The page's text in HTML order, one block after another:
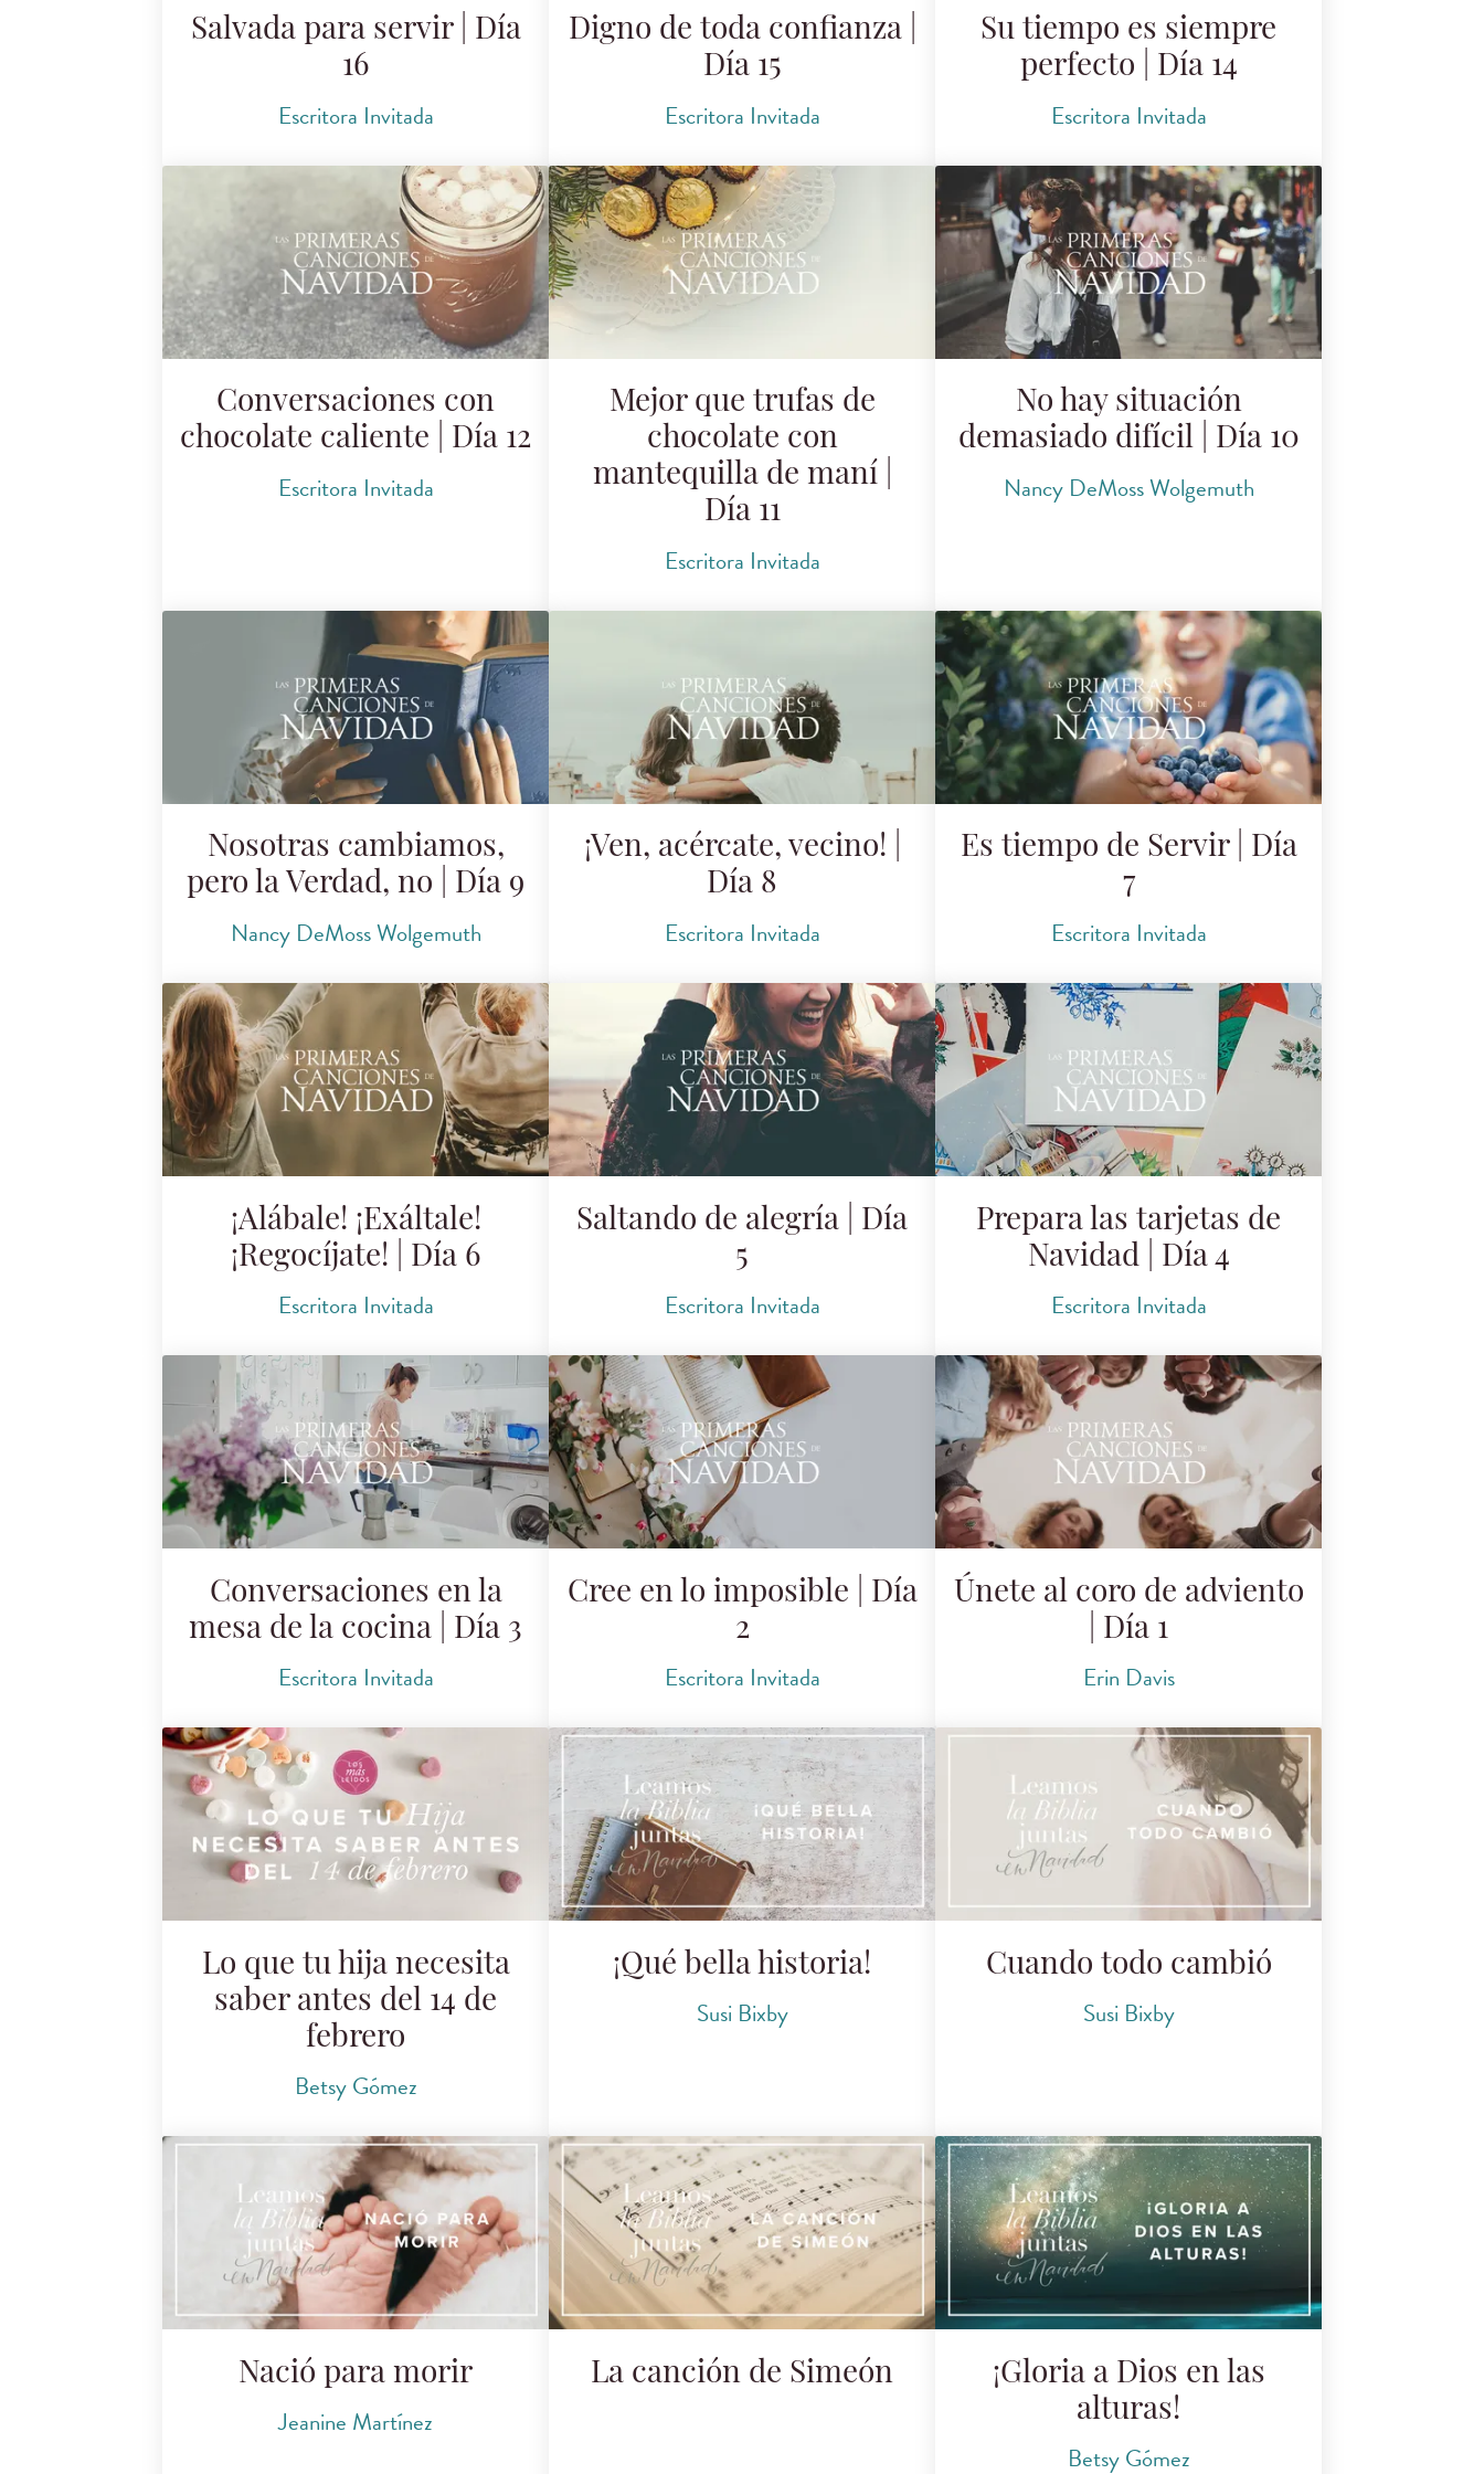
Salvada para servir | Día
16
Escritora Invitada
Digno de toda confianza |
Día 15
Escritora Invitada
Su tiempo es siempre
perfecto | Día 14
Escritora Invitada
Conversaciones con
chocolate caliente | Día 12
Escritora Invitada
Mejor que trufas de
chocolate con
mantequilla de maní |
Día 11
Escritora Invitada
No hay situación
demasiado difícil | Día 10
Nancy DeMoss Wolgemuth
Nosotras cambiamos,
pero la Verdad, no | Día 9
Nancy DeMoss Wolgemuth
¡Ven, acércate, vecino! |
Día 8
Escritora Invitada
Es tiempo de Servir | Día
7
Escritora Invitada
¡Alábale! ¡Exáltale!
¡Regocíjate! | Día 6
Escritora Invitada
Saltando de alegría | Día
5
Escritora Invitada
Prepara las tarjetas de
Navidad | Día 4
Escritora Invitada
Conversaciones en la
mesa de la cocina | Día 3
Escritora Invitada
Cree en lo imposible | Día
2
Escritora Invitada
Únete al coro de adviento
| Día 1
Erin Davis
Lo que tu hija necesita
saber antes del 14 de
febrero
Betsy Gómez
¡Qué bella historia!
Susi Bixby
Cuando todo cambió
Susi Bixby
Nació para morir
Jeanine Martínez
La canción de Simeón
¡Gloria a Dios en las
alturas!
Betsy Gómez